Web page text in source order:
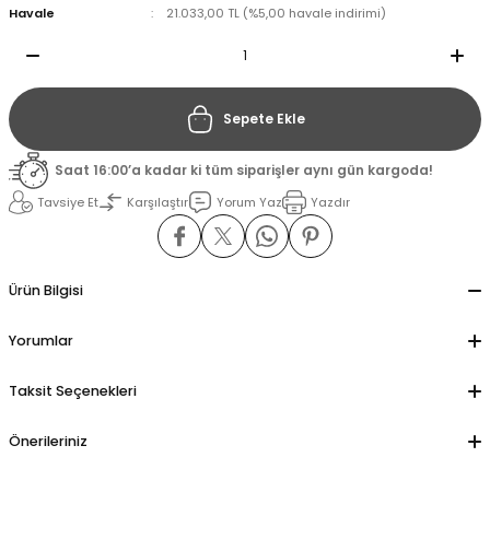
Havale
21.033,00 TL (%5,00 havale indirimi)
Sepete Ekle
Saat 16:00’a kadar ki tüm siparişler aynı gün kargoda!
Tavsiye Et
Karşılaştır Yorum Yaz Yazdır
Ürün Bilgisi
Yorumlar
Taksit Seçenekleri
Önerileriniz